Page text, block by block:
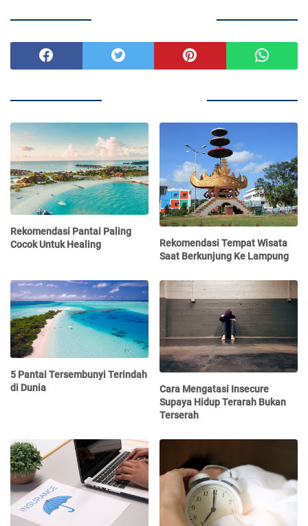
Rekomendasi Pantai Paling
Cocok Untuk Healing
Rekomendasi Tempat Wisata
Saat Berkunjung Ke Lampung
5 Pantai Tersembunyi Terindah
di Dunia
Cara Mengatasi Insecure
Supaya Hidup Terarah Bukan
Terserah